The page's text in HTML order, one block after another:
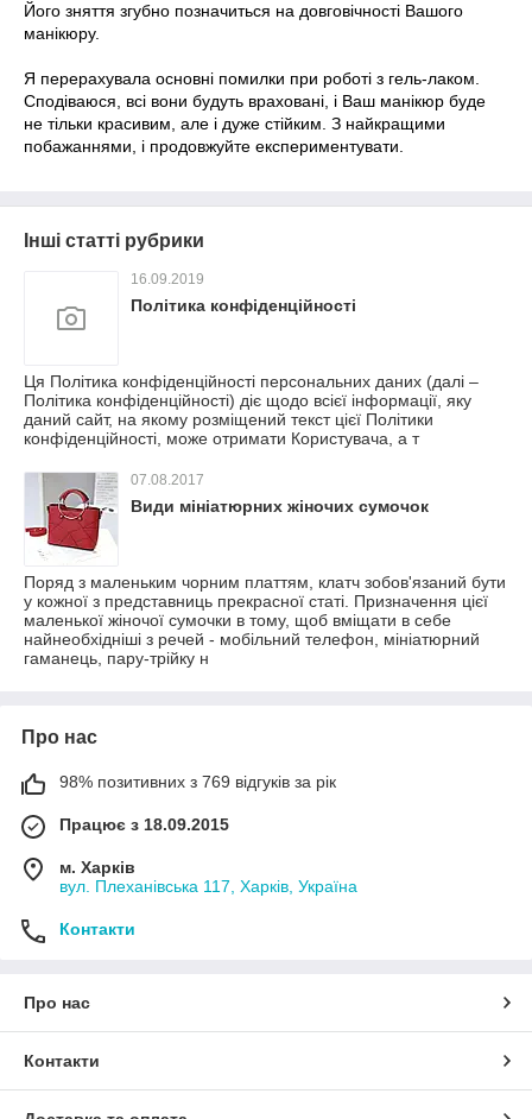
Його зняття згубно позначиться на довговічності Вашого
манікюру.
Я перерахувала основні помилки при роботі з гель-лаком.
Сподіваюся, всі вони будуть враховані, і Ваш манікюр буде
не тільки красивим, але і дуже стійким. З найкращими
побажаннями, і продовжуйте експериментувати.
Інші статті рубрики
16.09.2019
Політика конфіденційності
Ця Політика конфіденційності персональних даних (далі –
Політика конфіденційності) діє щодо всієї інформації, яку
даний сайт, на якому розміщений текст цієї Політики
конфіденційності, може отримати Користувача, а т
07.08.2017
Види мініатюрних жіночих сумочок
Поряд з маленьким чорним платтям, клатч зобов'язаний бути
у кожної з представниць прекрасної статі. Призначення цієї
маленької жіночої сумочки в тому, щоб вміщати в себе
найнеобхідніші з речей - мобільний телефон, мініатюрний
гаманець, пару-трійку н
Про нас
98% позитивних з 769 відгуків за рік
Працює з 18.09.2015
м. Харків
вул. Плеханівська 117, Харків, Україна
Контакти
Про нас
Контакти